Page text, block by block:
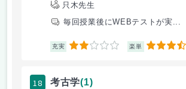
只木先生
毎回授業後にWEBテストが実...
充実 2 楽単 3.5
18 考古学(1)